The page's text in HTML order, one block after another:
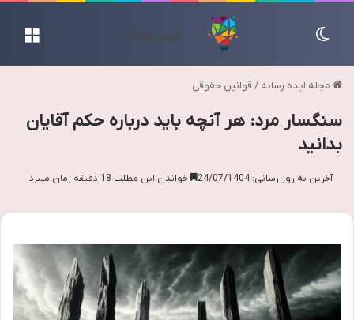
مجله ایده رسانه / قوانین حقوقی
سنگسار مرد: هر آنچه باید درباره حکم آقایان
بدانید
آخرین به روز رسانی: 24/07/1404 خواندن این مطلب 18 دقیقه زمان میبرد